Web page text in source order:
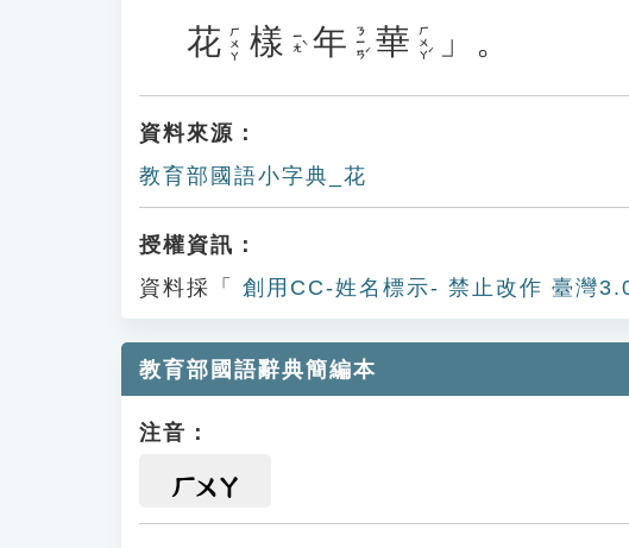
花 ㄏㄨㄚ 樣 ㄧㄤˋ 年 ㄋㄧㄢˊ 華 ㄏㄨㄚˊ 」。
資料來源：
教育部國語小字典_花
授權資訊：
資料採「
創用CC-姓名標示- 禁止改作 臺灣
教育部國語辭典簡編本
注音：
ㄏㄨㄚ